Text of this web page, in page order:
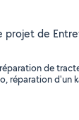
de
de
réparation d'un